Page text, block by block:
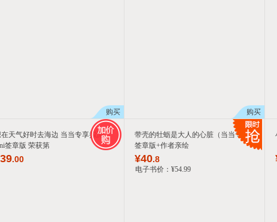
购买 购买
天气好时去海边 当当专享拟泥
签章版 荣获第
39.00
带壳的牡蛎是大人的心脏（当当专享
签章版+作者亲绘
¥40.8
电子书价： ¥54.99